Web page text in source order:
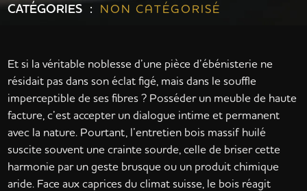
CATÉGORIES : NON CATÉGORISÉ
Et si la véritable noblesse d’une pièce d’ébénisterie ne
résidait pas dans son éclat figé, mais dans le souffle
imperceptible de ses fibres ? Posséder un meuble de haute
facture, c’est accepter un dialogue intime et permanent
avec la nature. Pourtant, l’entretien bois massif huilé
suscite souvent une crainte sourde, celle de briser cette
harmonie par un geste brusque ou un produit chimique
aride. Face aux caprices du climat suisse, le bois réagit